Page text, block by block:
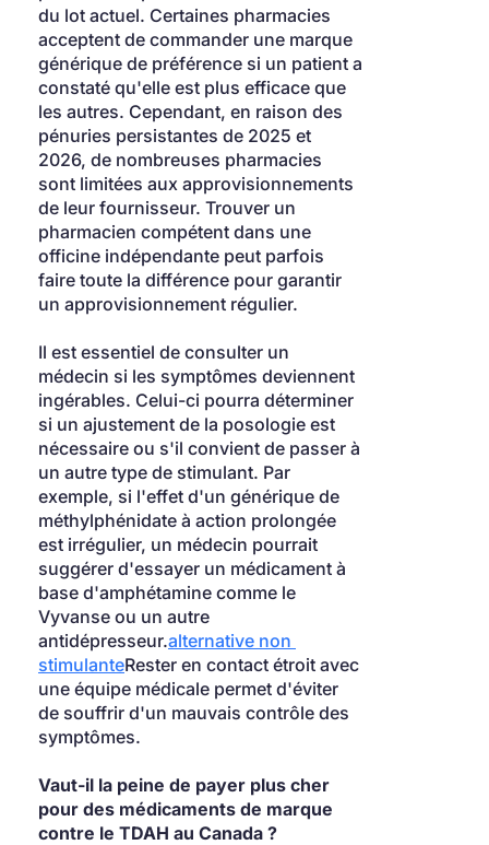
du lot actuel. Certaines pharmacies
acceptent de commander une marque
générique de préférence si un patient a
constaté qu'elle est plus efficace que
les autres. Cependant, en raison des
pénuries persistantes de 2025 et
2026, de nombreuses pharmacies
sont limitées aux approvisionnements
de leur fournisseur. Trouver un
pharmacien compétent dans une
officine indépendante peut parfois
faire toute la différence pour garantir
un approvisionnement régulier.
Il est essentiel de consulter un
médecin si les symptômes deviennent
ingérables. Celui-ci pourra déterminer
si un ajustement de la posologie est
nécessaire ou s'il convient de passer à
un autre type de stimulant. Par
exemple, si l'effet d'un générique de
méthylphénidate à action prolongée
est irrégulier, un médecin pourrait
suggérer d'essayer un médicament à
base d'amphétamine comme le
Vyvanse ou un autre
antidépresseur.alternative non
stimulanteRester en contact étroit avec
une équipe médicale permet d'éviter
de souffrir d'un mauvais contrôle des
symptômes.
Vaut-il la peine de payer plus cher
pour des médicaments de marque
contre le TDAH au Canada ?